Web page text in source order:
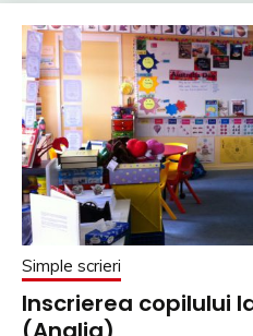
Simple scrieri
Inscrierea copilului